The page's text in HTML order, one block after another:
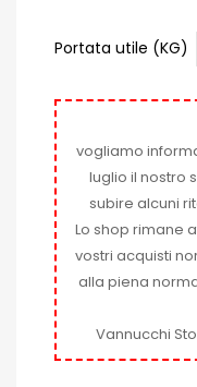
Portata utile (KG)
vogliamo
luglio il nostro
subire alcuni
Lo shop rimane
vostri acquisti
alla piena
Vannucchi